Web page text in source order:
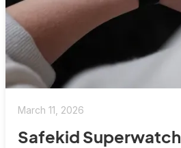
March 11, 2026
Safekid Superwatch